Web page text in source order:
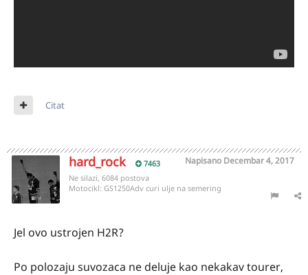
Citat
hard_rock 7463 Napisano Decembar 4, 2017
Ne silazi, 6084 postova
Motocikl: GS1250Adv curi ulje na semering
Jel ovo ustrojen H2R?
Po polozaju suvozaca ne deluje kao nekakav tourer,